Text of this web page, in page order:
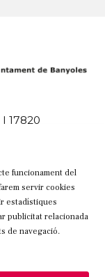
17820
Contacteu
a facebook
funcionament del
servir cookies
estadístiques
publicitat relacionada
de navegació.